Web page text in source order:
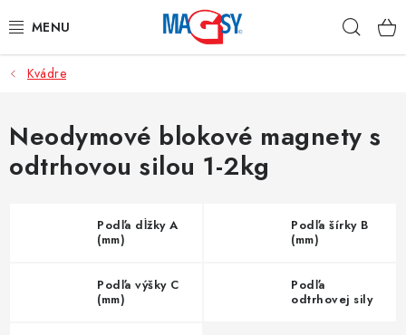
na
HLAVNÉ KATEGÓRIE
MAGNETICKÉ POMÔCKY
PRIEMYSELNÉ MAGNETY
OSTATNÉ MAGNETY
Kvádre
Neodymové blokové magnety s
odtrhovou silou 1-2kg
Podľa dĺžky A
(mm)
Podľa šírky B
(mm)
Podľa výšky C
(mm)
Podľa
odtrhovej sily